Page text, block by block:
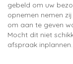
gebeld om uw
opnemen nemen
om aan te geven
Mocht dit niet
afspraak inplannen.